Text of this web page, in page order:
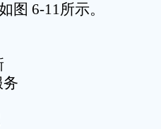
图 6-11所示。
务